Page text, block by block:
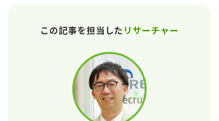
この記事を担当したリサーチャー